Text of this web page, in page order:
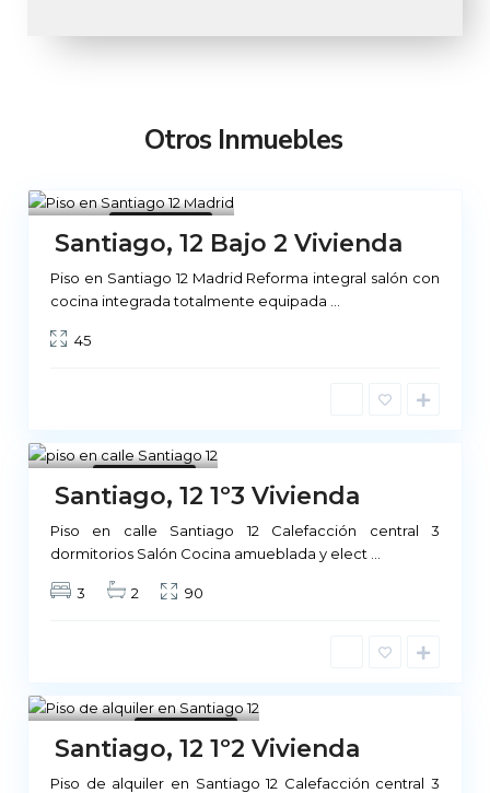
Otros Inmuebles
Santiago, 12 Bajo 2 Vivienda
Piso en Santiago 12 Madrid Reforma integral salón con
cocina integrada totalmente equipada
45
Madrid
Santiago, 12 1º3 Vivienda
Piso en calle Santiago 12 Calefacción central 3
dormitorios Salón Cocina amueblada y elect
3 2 90
Madrid
Santiago, 12 1º2 Vivienda
Piso de alquiler en Santiago 12 Calefacción central 3